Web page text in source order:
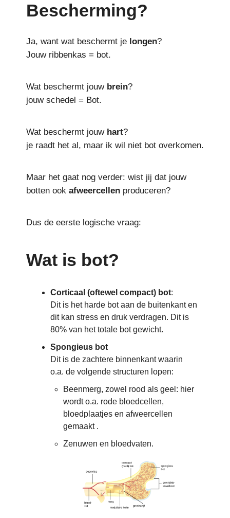
Bescherming?
Ja, want wat beschermt je longen?
Jouw ribbenkas = bot.
Wat beschermt jouw brein?
jouw schedel = Bot.
Wat beschermt jouw hart?
je raadt het al, maar ik wil niet bot overkomen.
Maar het gaat nog verder: wist jij dat jouw
botten ook afweercellen produceren?
Dus de eerste logische vraag:
Wat is bot?
Corticaal (oftewel compact) bot:
Dit is het harde bot aan de buitenkant en
dit kan stress en druk verdragen. Dit is
80% van het totale bot gewicht.
Spongieus bot
Dit is de zachtere binnenkant waarin
o.a. de volgende structuren lopen:
Beenmerg, zowel rood als geel: hier
wordt o.a. rode bloedcellen,
bloedplaatjes en afweercellen
gemaakt .
Zenuwen en bloedvaten.